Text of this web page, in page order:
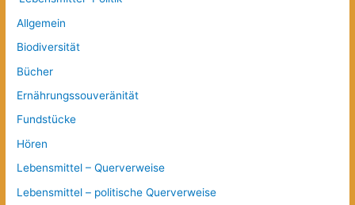
Allgemein
Biodiversität
Bücher
Ernährungssouveränität
Fundstücke
Hören
Lebensmittel – Querverweise
Lebensmittel – politische Querverweise